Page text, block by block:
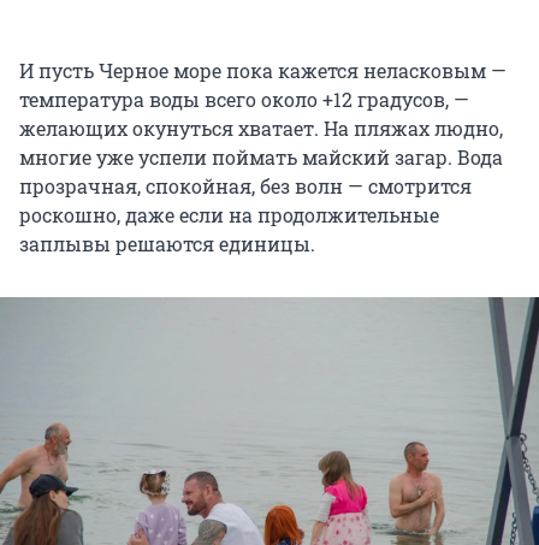
И пусть Черное море пока кажется неласковым —
температура воды всего около +12 градусов, —
желающих окунуться хватает. На пляжах людно,
многие уже успели поймать майский загар. Вода
прозрачная, спокойная, без волн — смотрится
роскошно, даже если на продолжительные
заплывы решаются единицы.